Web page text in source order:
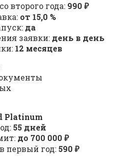
второго года: 990 ₽
от 15,0 %
да
заявки: день в день
12 месяцев
Platinum
55 дней
до 700 000 ₽
первый год: 590 ₽